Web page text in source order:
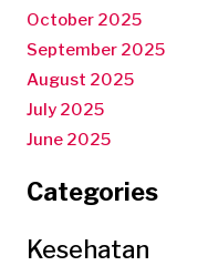
October 2025
September 2025
August 2025
July 2025
June 2025
Categories
Kesehatan